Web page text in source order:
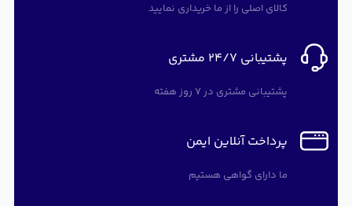
کالای اصلی را از ما خریداری نمایید
پشتیبانی 24/7 مشتری
پشتیبانی مشتری در 7 روز هفته
پرداخت آنلاین ایمن
ما دارای گواهی هستیم